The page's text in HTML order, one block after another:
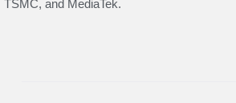
TSMC, and MediaTek.